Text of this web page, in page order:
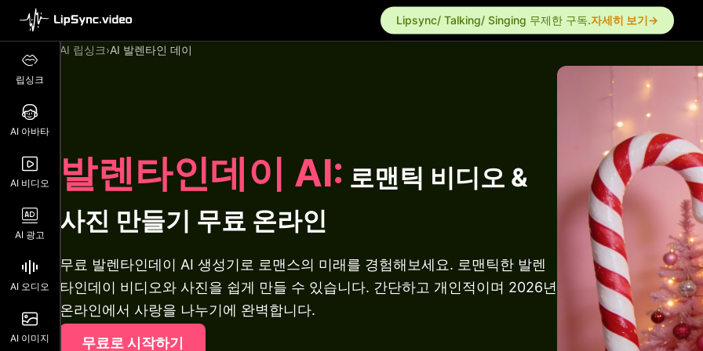
Lipsync/ Talking/ Singing 무제한 구독.자세히 보기→
립싱크
AI 아바타
AI 비디오
AI 광고
AI 오디오
AI 이미지
AI 립싱크›AI 발렌타인 데이
발렌타인데이 AI: 로맨틱 비디오 &
사진 만들기 무료 온라인
무료 발렌타인데이 AI 생성기로 로맨스의 미래를 경험해보세요. 로맨틱한 발렌
타인데이 비디오와 사진을 쉽게 만들 수 있습니다. 간단하고 개인적이며 2026년
온라인에서 사랑을 나누기에 완벽합니다.
무료로 시작하기